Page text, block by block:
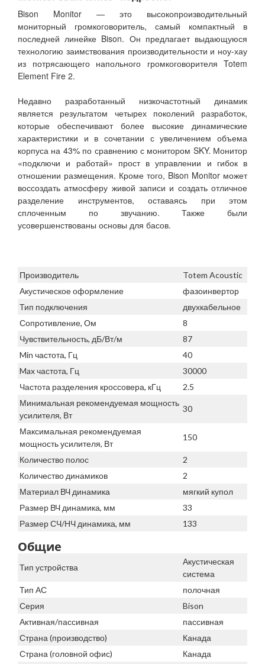
Bison Monitor — это высокопроизводительный
мониторный громкоговоритель, самый компактный в
последней линейке Bison. Он предлагает выдающуюся
технологию заимствования производительности и ноу-хау
из потрясающего напольного громкоговорителя Totem
Element Fire 2.
Недавно разработанный низкочастотный динамик
является результатом четырех поколений разработок,
которые обеспечивают более высокие динамические
характеристики и в сочетании с увеличением объема
корпуса на 43% по сравнению с монитором SKY. Монитор
«подключи и работай» прост в управлении и гибок в
отношении размещения. Кроме того, Bison Monitor может
воссоздать атмосферу живой записи и создать отличное
разделение инструментов, оставаясь при этом
сплоченным по звучанию. Также были
усовершенствованы основы для басов.
Производитель
Totem Acoustic
Акустическое оформление
фазоинвертор
Тип подключения
двухкабельное
Сопротивление, Ом
8
Чувствительность, дБ/Вт/м
87
Min частота, Гц
40
Max частота, Гц
30000
Частота разделения кроссовера, кГц
2.5
Минимальная рекомендуемая мощность
усилителя, Вт
30
Максимальная рекомендуемая
мощность усилителя, Вт
150
Количество полос
2
Количество динамиков
2
Материал ВЧ динамика
мягкий купол
Размер ВЧ динамика, мм
33
Размер СЧ/НЧ динамика, мм
133
Общие
Тип устройства
Акустическая
система
Тип АС
полочная
Серия
Bison
Активная/пассивная
пассивная
Страна (производство)
Канада
Страна (головной офис)
Канада